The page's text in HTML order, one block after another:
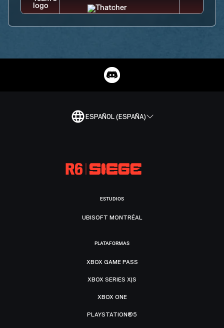
ESPAÑOL (ESPAÑA)
ESTUDIOS
UBISOFT MONTRÉAL
PLATAFORMAS
XBOX GAME PASS
XBOX SERIES X|S
XBOX ONE
PLAYSTATION®5